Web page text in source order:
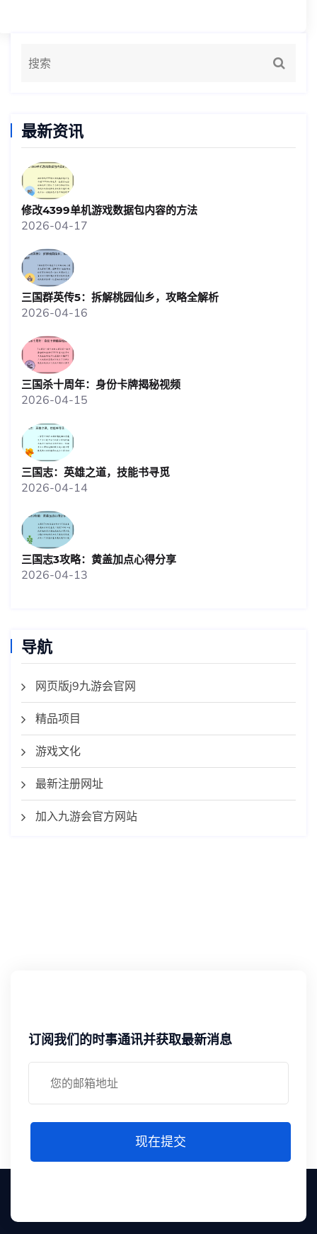
最新资讯
修改4399单机游戏数据包内容的方法
2026-04-17
三国群英传5：拆解桃园仙乡，攻略全解析
2026-04-16
三国杀十周年：身份卡牌揭秘视频
2026-04-15
三国志：英雄之道，技能书寻觅
2026-04-14
三国志3攻略：黄盖加点心得分享
2026-04-13
导航
网页版j9九游会官网
精品项目
游戏文化
最新注册网址
加入九游会官方网站
订阅我们的时事通讯并获取最新消息
现在提交